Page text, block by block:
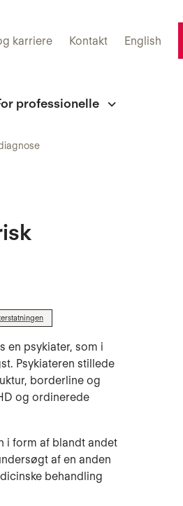
karriere Kontakt English
professionelle
en psykiater, som i
Psykiateren stillede
borderline og
og ordinerede
i form af blandt andet
af en anden
behandling